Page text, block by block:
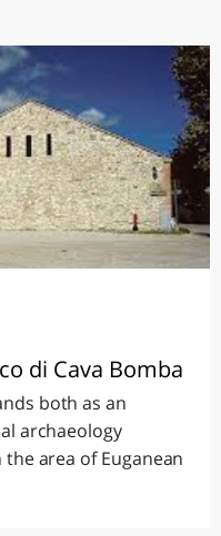
di Cava Bomba
both as an
archaeology
area of Euganean